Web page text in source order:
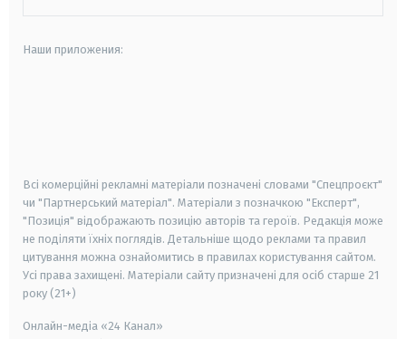
Наши приложения:
Всі комерційні рекламні матеріали позначені словами "Спецпроєкт"
чи "Партнерський матеріал". Матеріали з позначкою "Експерт",
"Позиція" відображають позицію авторів та героїв. Редакція може
не поділяти їхніх поглядів. Детальніше щодо реклами та правил
цитування можна ознайомитись в правилах користування сайтом.
Усі права захищені. Матеріали сайту призначені для осіб старше 21
року (21+)
Онлайн-медіа «24 Канал»